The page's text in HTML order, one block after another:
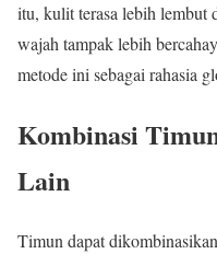
itu, kulit terasa lebih lembut
wajah tampak lebih
metode ini sebagai rahasia
Kombinasi
Lain
Timun dapat